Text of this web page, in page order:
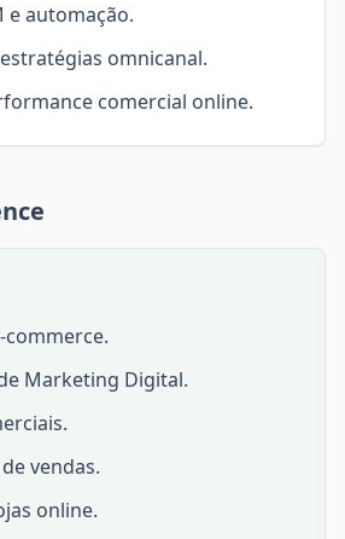
e automação.
omnicanal.
comercial online.
commerce.
Marketing Digital.
vendas.
online.